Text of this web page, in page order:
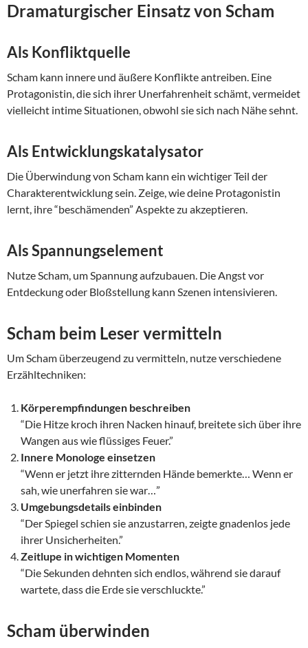
Dramaturgischer Einsatz von Scham
Als Konfliktquelle
Scham kann innere und äußere Konflikte antreiben. Eine
Protagonistin, die sich ihrer Unerfahrenheit schämt, vermeidet
vielleicht intime Situationen, obwohl sie sich nach Nähe sehnt.
Als Entwicklungskatalysator
Die Überwindung von Scham kann ein wichtiger Teil der
Charakterentwicklung sein. Zeige, wie deine Protagonistin
lernt, ihre “beschämenden” Aspekte zu akzeptieren.
Als Spannungselement
Nutze Scham, um Spannung aufzubauen. Die Angst vor
Entdeckung oder Bloßstellung kann Szenen intensivieren.
Scham beim Leser vermitteln
Um Scham überzeugend zu vermitteln, nutze verschiedene
Erzähltechniken:
Körperempfindungen beschreiben
“Die Hitze kroch ihren Nacken hinauf, breitete sich über ihre
Wangen aus wie flüssiges Feuer.”
Innere Monologe einsetzen
“Wenn er jetzt ihre zitternden Hände bemerkte… Wenn er
sah, wie unerfahren sie war…”
Umgebungsdetails einbinden
“Der Spiegel schien sie anzustarren, zeigte gnadenlos jede
ihrer Unsicherheiten.”
Zeitlupe in wichtigen Momenten
“Die Sekunden dehnten sich endlos, während sie darauf
wartete, dass die Erde sie verschluckte.”
Scham überwinden